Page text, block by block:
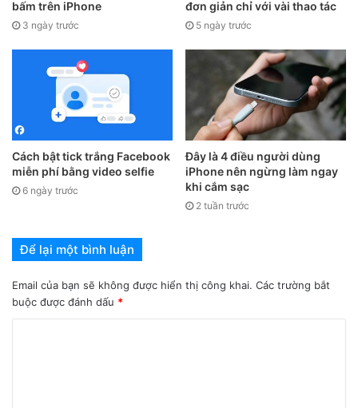
bấm trên iPhone
3 ngày trước
đơn giản chỉ với vài thao tác
5 ngày trước
Cách bật tick trắng Facebook
miễn phí bằng video selfie
6 ngày trước
Đây là 4 điều người dùng
iPhone nên ngừng làm ngay
khi cắm sạc
2 tuần trước
Để lại một bình luận
Email của bạn sẽ không được hiển thị công khai. Các trường bắt
buộc được đánh dấu *